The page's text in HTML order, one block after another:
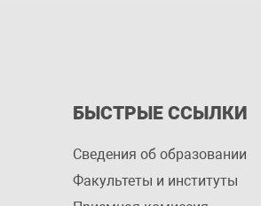
БЫСТРЫЕ ССЫЛКИ
Сведения об образовании
Факультеты и институты